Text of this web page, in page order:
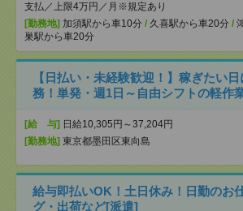
支払／上限4万円／月※規定あり
[勤務地] 加須駅から車10分 / 久喜駅から車20分 /
巣駅から車20分
【日払い・未経験歓迎！】稼ぎたい
務！単発・週1日～自由シフトの軽作
[給 与] 日給10,305円～37,204円
[勤務地] 東京都墨田区東向島
給与即払いOK！土日休み！日勤のお
グ・出荷など[派遣]